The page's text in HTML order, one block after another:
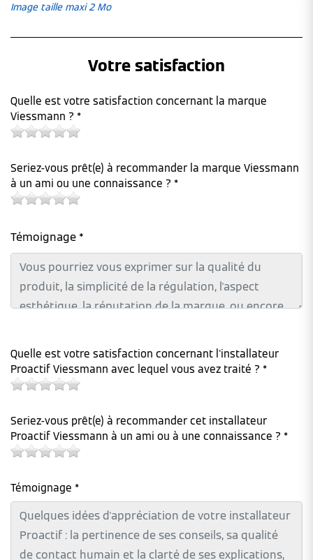
Image taille maxi 2 Mo
Votre satisfaction
Quelle est votre satisfaction concernant la marque
Viessmann ? *
Seriez-vous prêt(e) à recommander la marque Viessmann
à un ami ou une connaissance ? *
Témoignage *
Quelle est votre satisfaction concernant l'installateur
Proactif Viessmann avec lequel vous avez traité ? *
Seriez-vous prêt(e) à recommander cet installateur
Proactif Viessmann à un ami ou à une connaissance ? *
Témoignage *